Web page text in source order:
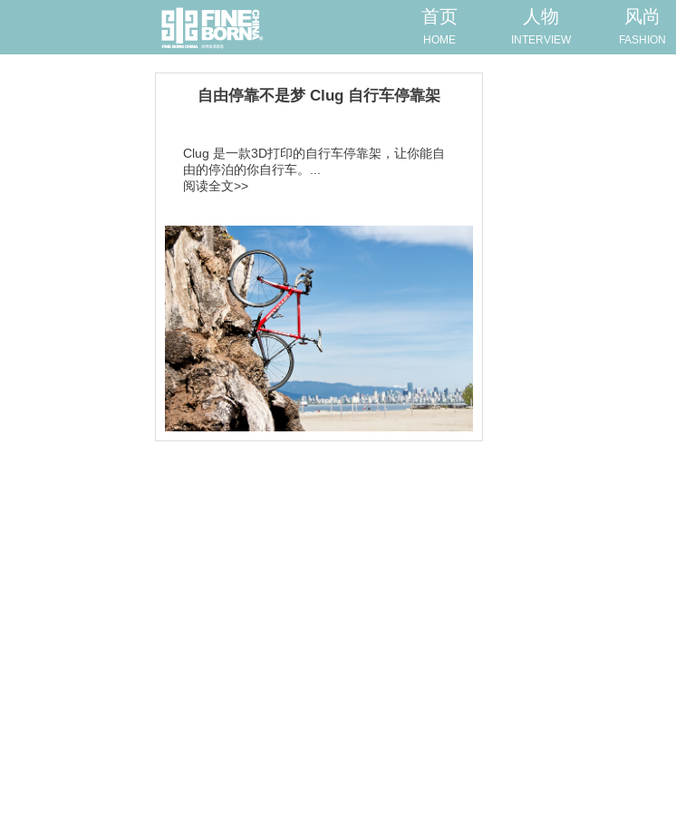
首页
HOME
人物
INTERVIEW
风尚
FASHION
自由停靠不是梦 Clug 自行车停靠架
Clug 是一款3D打印的自行车停靠架，让你能自
由的停泊的你自行车。...
阅读全文>>